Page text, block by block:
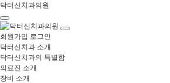
닥터신치과의원
회원가입 로그인
닥터신치과 소개
닥터신치과의 특별함
의료진 소개
장비 소개